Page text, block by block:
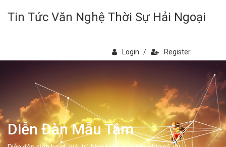
Tin Tức Văn Nghệ Thời Sự Hải Ngoại
Login / Register
Diễn Đàn Mẫu Tâm